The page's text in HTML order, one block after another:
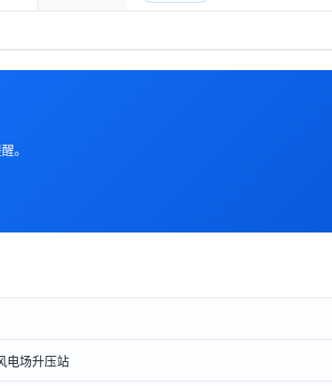
。
电场升压站